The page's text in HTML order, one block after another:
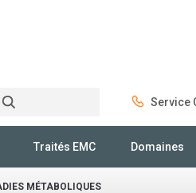
Service
Traités EMC Domaines
MÉTABOLIQUES